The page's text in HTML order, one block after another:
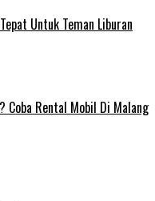
Untuk Teman Liburan
Coba Rental Mobil Di Malang